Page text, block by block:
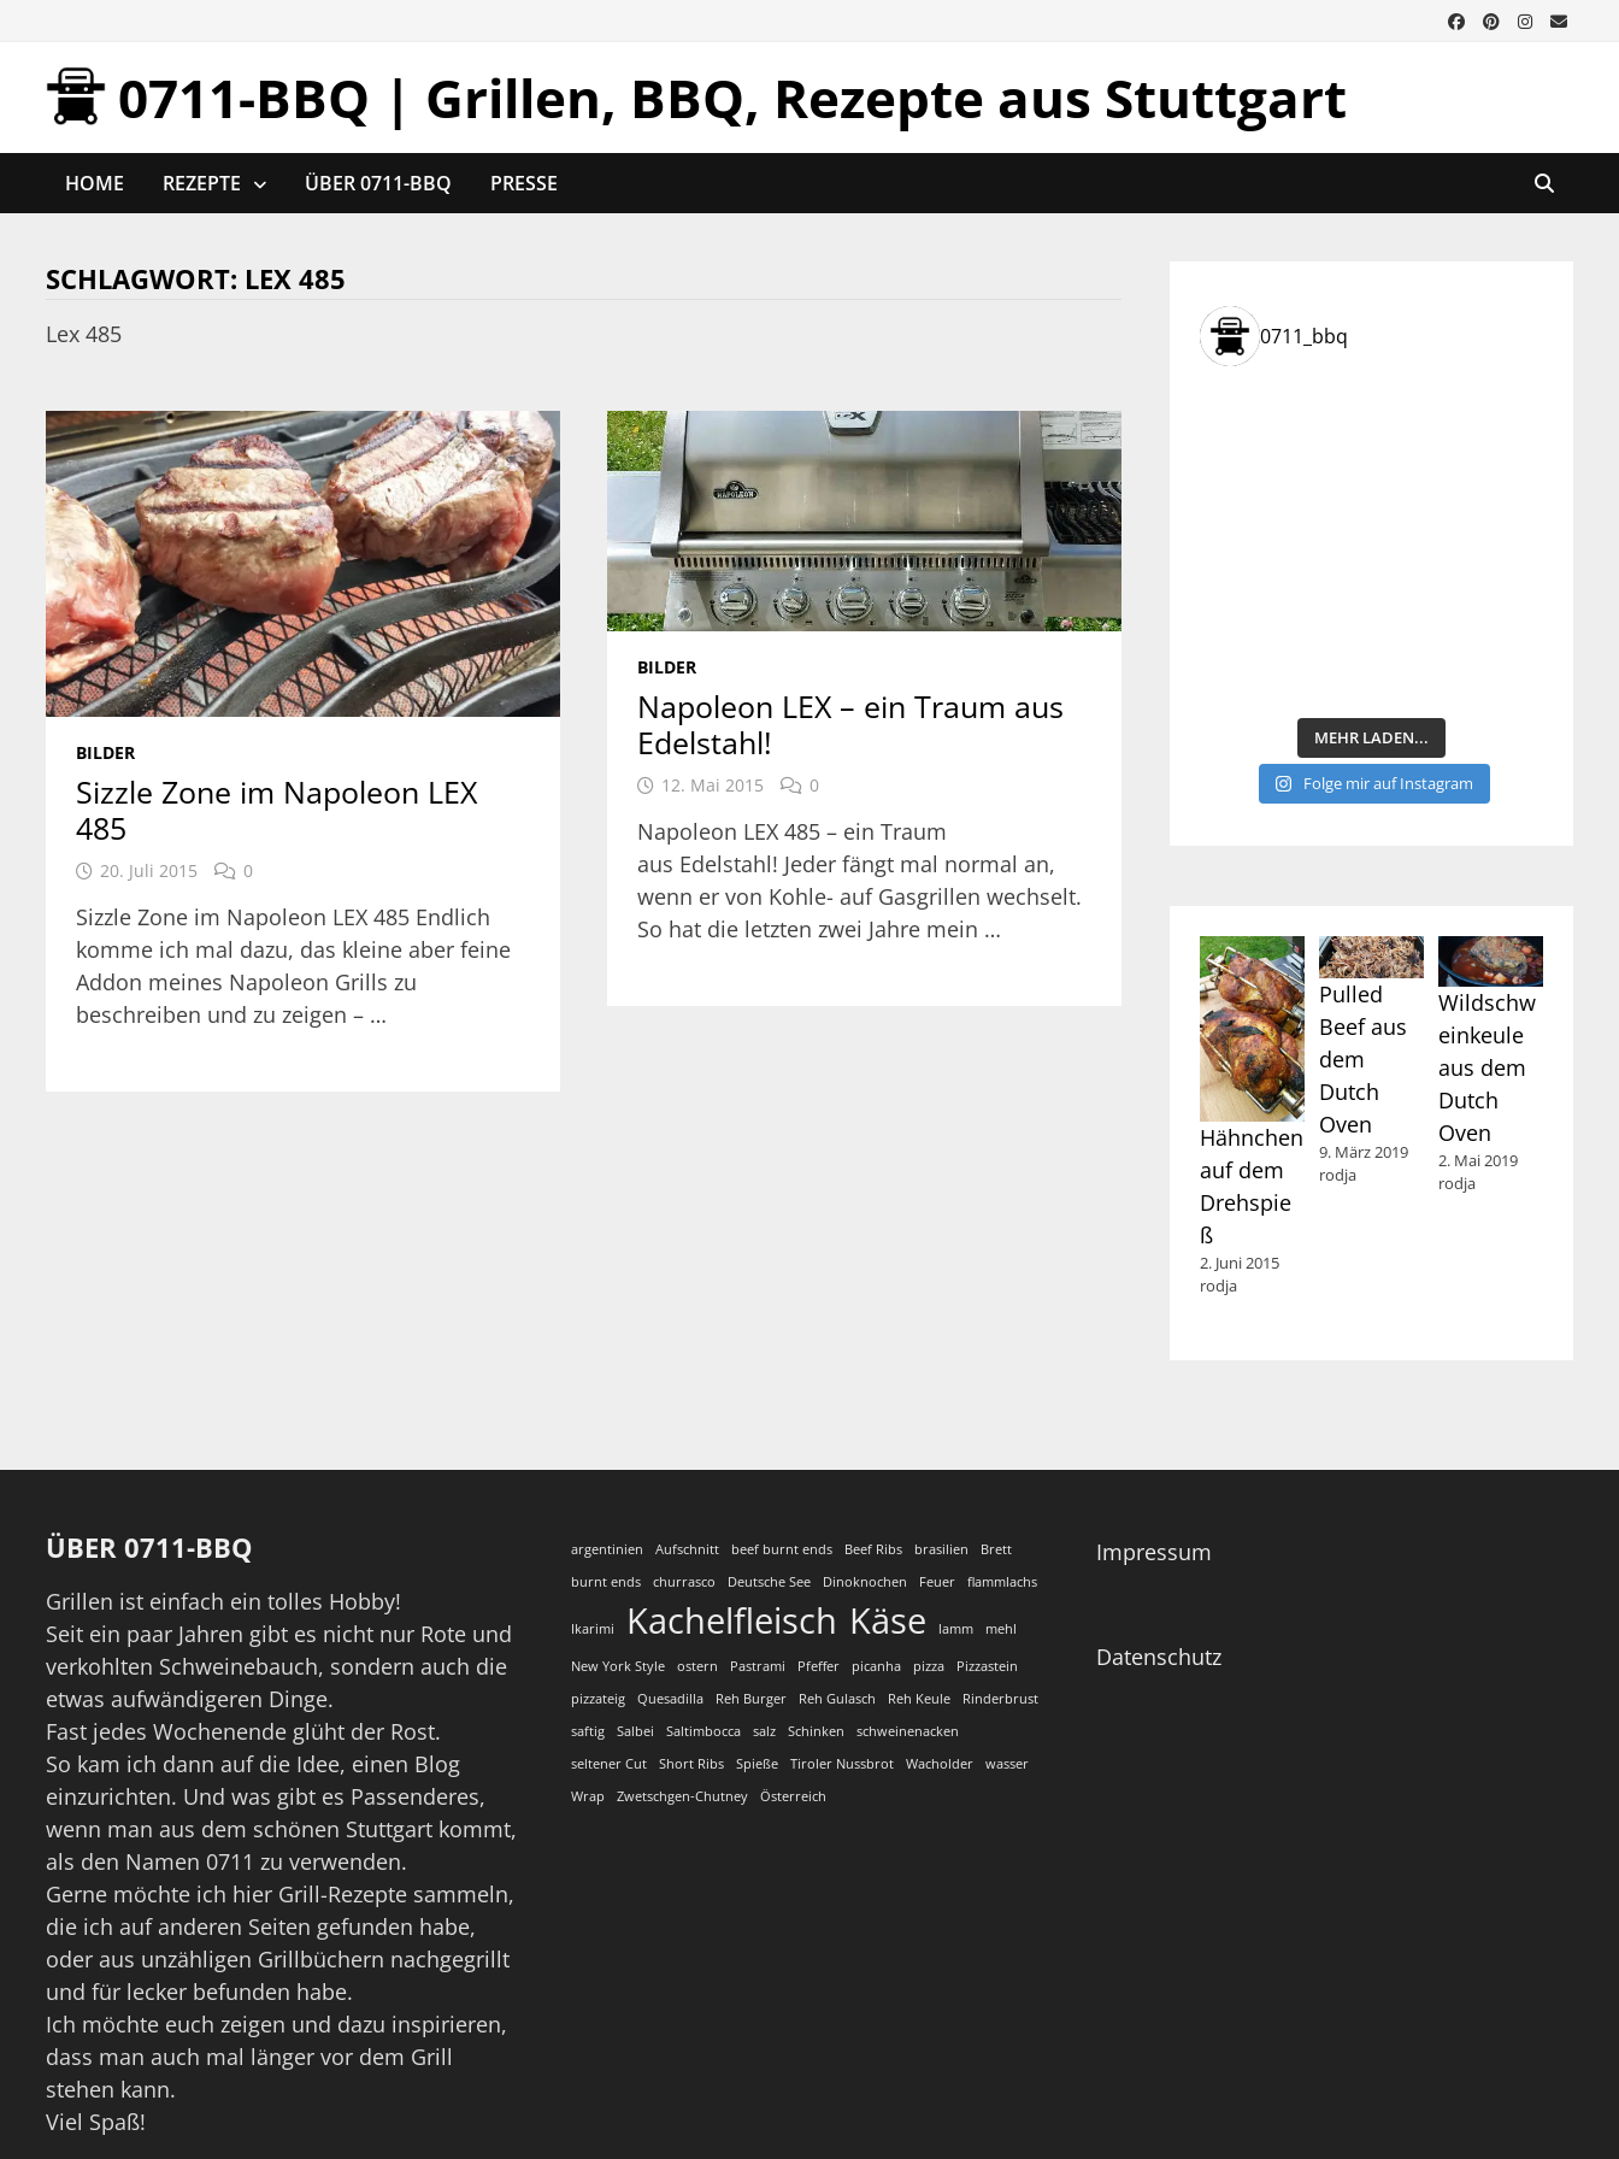
Inhalt
0711-BBQ | Grillen, BBQ, Rezepte aus Stuttgart
HOME REZEPTE ÜBER 0711-BBQ PRESSE
SCHLAGWORT: LEX 485
Lex 485
BILDER
Sizzle Zone im Napoleon LEX
485
20. Juli 2015 0
Sizzle Zone im Napoleon LEX 485 Endlich
komme ich mal dazu, das kleine aber feine
Addon meines Napoleon Grills zu
beschreiben und zu zeigen – …
BILDER
Napoleon LEX – ein Traum aus
Edelstahl!
12. Mai 2015 0
Napoleon LEX 485 – ein Traum
aus Edelstahl! Jeder fängt mal normal an,
wenn er von Kohle- auf Gasgrillen wechselt.
So hat die letzten zwei Jahre mein …
0711_bbq
MEHR LADEN...
Folge mir auf Instagram
Hähnchen
auf dem
Drehspie
ß
2. Juni 2015
rodja
Pulled
Beef aus
dem
Dutch
Oven
9. März 2019
rodja
Wildschw
einkeule
aus dem
Dutch
Oven
2. Mai 2019
rodja
ÜBER 0711-BBQ
Grillen ist einfach ein tolles Hobby!
Seit ein paar Jahren gibt es nicht nur Rote und
verkohlten Schweinebauch, sondern auch die
etwas aufwändigeren Dinge.
Fast jedes Wochenende glüht der Rost.
So kam ich dann auf die Idee, einen Blog
einzurichten. Und was gibt es Passenderes,
wenn man aus dem schönen Stuttgart kommt,
als den Namen 0711 zu verwenden.
Gerne möchte ich hier Grill-Rezepte sammeln,
die ich auf anderen Seiten gefunden habe,
oder aus unzähligen Grillbüchern nachgegrillt
und für lecker befunden habe.
Ich möchte euch zeigen und dazu inspirieren,
dass man auch mal länger vor dem Grill
stehen kann.
Viel Spaß!
argentinien Aufschnitt beef burnt ends Beef Ribs brasilien
Brett
burnt ends
churrasco Deutsche See Dinoknochen Feuer flammlachs
Ikarimi Kachelfleisch Käse lamm mehl
New York Style ostern Pastrami Pfeffer picanha pizza
Pizzastein
pizzateig
Quesadilla Reh Burger Reh Gulasch Reh Keule
Rinderbrust
saftig
Salbei Saltimbocca salz Schinken
schweinenacken
seltener Cut
Short Ribs Spieße Tiroler Nussbrot Wacholder
wasser
Wrap
Zwetschgen-Chutney Österreich
Impressum
Datenschutz